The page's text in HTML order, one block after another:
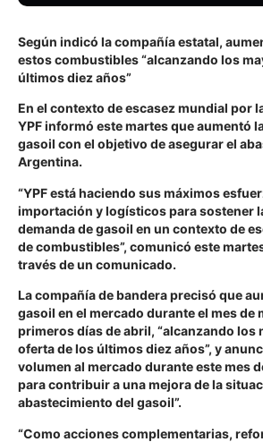
Según indicó la compañía estatal,
estos combustibles “alcanzando los
últimos diez años”
En el contexto de escasez mundial por
YPF informó este martes que aumentó
gasoil con el objetivo de asegurar el
Argentina.
“YPF está haciendo sus máximos
importación y logísticos para sostener
demanda de gasoil en un contexto de
de combustibles”, comunicó este
través de un comunicado.
La compañía de bandera precisó que
gasoil en el mercado durante el mes de
primeros días de abril, “alcanzando los
oferta de los últimos diez años”, y
volumen al mercado durante este mes
para contribuir a una mejora de la
abastecimiento del gasoil”.
“Como acciones complementarias,